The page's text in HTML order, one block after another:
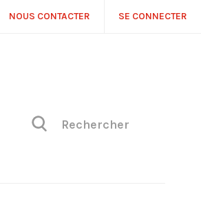
NOUS CONTACTER SE CONNECTER